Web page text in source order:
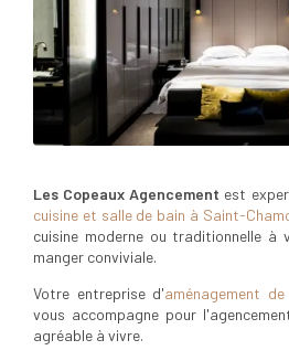
Les Copeaux Agencement est
cuisine et salle de bain à Saint-
cuisine moderne ou traditionnelle
manger conviviale.
Votre entreprise d'aménagement
vous accompagne pour
agréable à vivre.